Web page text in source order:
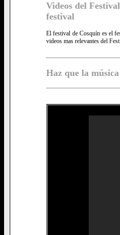
Videos del
festival
El festival de Cosquín es el
videos mas relevantes del
Haz que la